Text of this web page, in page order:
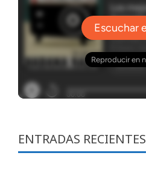
ENTRADAS RECIENTES